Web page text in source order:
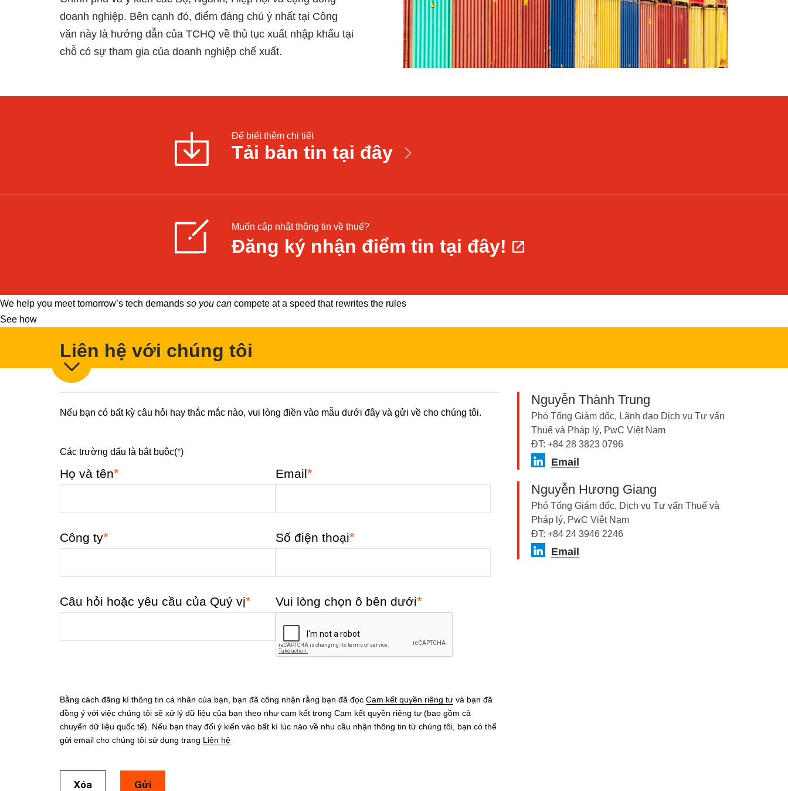
doanh nghiệp. Bên cạnh đó, điểm đáng chú ý nhất tại Công
văn này là hướng dẫn của TCHQ về thủ tục xuất nhập khẩu tại
chỗ có sự tham gia của doanh nghiệp chế xuất.
Để biết thêm chi tiết
Tải bản tin tại đây
Muốn cập nhật thông tin về thuế?
Đăng ký nhận điểm tin tại đây!
We help you meet tomorrow’s tech demands so you can compete at a speed that rewrites the rules
See how
Liên hệ với chúng tôi
Nếu bạn có bất kỳ câu hỏi hay thắc mắc nào, vui lòng điền vào mẫu dưới đây và gửi về cho chúng tôi.
Các trường dấu là bắt buộc(*)
Họ và tên* Email*
Công ty* Số điện thoại*
Câu hỏi hoặc yêu cầu của Quý vị* Vui lòng chọn ô bên dưới*
Bằng cách đăng kí thông tin cá nhân của bạn, bạn đã công nhận rằng bạn đã đọc Cam kết quyền riêng tư và bạn đã
đồng ý với việc chúng tôi sẽ xử lý dữ liệu của bạn theo như cam kết trong Cam kết quyền riêng tư (bao gồm cả
chuyển dữ liệu quốc tế). Nếu bạn thay đổi ý kiến vào bất kì lúc nào về nhu cầu nhận thông tin từ chúng tôi, bạn có thể
gửi email cho chúng tôi sử dụng trang Liên hệ
Xóa Gửi
Nguyễn Thành Trung
Phó Tổng Giám đốc, Lãnh đạo Dịch vụ Tư vấn
Thuế và Pháp lý, PwC Việt Nam
ĐT: +84 28 3823 0796
Email
Nguyễn Hương Giang
Phó Tổng Giám đốc, Dịch vụ Tư vấn Thuế và
Pháp lý, PwC Việt Nam
ĐT: +84 24 3946 2246
Email